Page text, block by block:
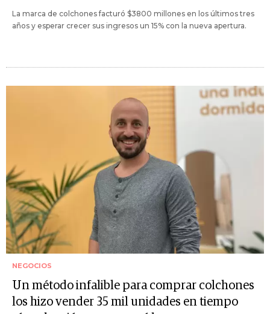
La marca de colchones facturó $3800 millones en los últimos tres
años y esperar crecer sus ingresos un 15% con la nueva apertura.
NEGOCIOS
Un método infalible para comprar colchones
los hizo vender 35 mil unidades en tiempo